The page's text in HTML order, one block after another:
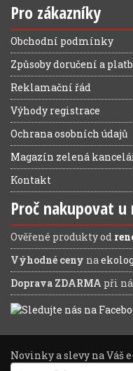
Pro zákazníky
Obchodní podmínky
Způsoby doručení a
Reklamační řád
Výhody registrace
Ochrana osobních údajů
Magazín zelená
Kontakt
Proč nakupovat u
Ověřené produkty od
Výhodné ceny na
Doprava ZDARMA při
Novinky a slevy na Váš